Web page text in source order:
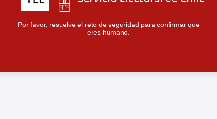
Por favor, resuelve el reto de seguridad para confirmar que
eres humano.